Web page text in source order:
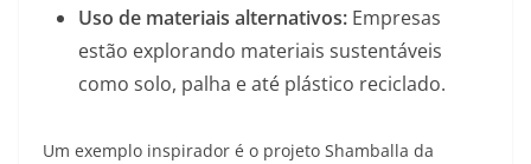
Uso de materiais alternativos: Empresas
estão explorando materiais sustentáveis
como solo, palha e até plástico reciclado.
Um exemplo inspirador é o projeto Shamballa da